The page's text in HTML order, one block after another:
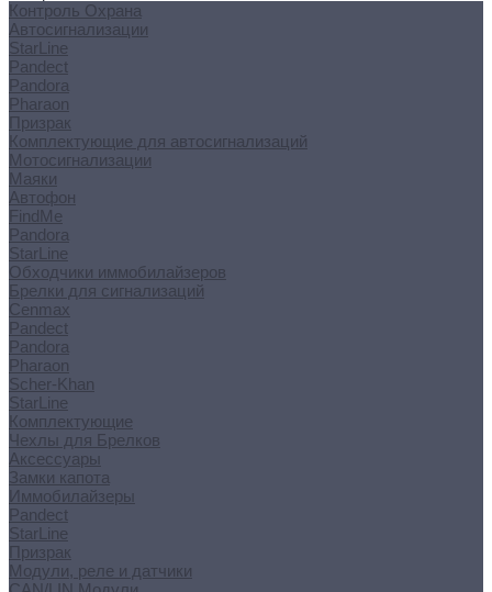
Контроль Охрана
Автосигнализации
StarLine
Pandect
Pandora
Pharaon
Призрак
Комплектующие для автосигнализаций
Мотосигнализации
Маяки
Автофон
FindMe
Pandora
StarLine
Обходчики иммобилайзеров
Брелки для сигнализаций
Cenmax
Pandect
Pandora
Pharaon
Scher-Khan
StarLine
Комплектующие
Чехлы для Брелков
Аксессуары
Замки капота
Иммобилайзеры
Pandect
StarLine
Призрак
Модули, реле и датчики